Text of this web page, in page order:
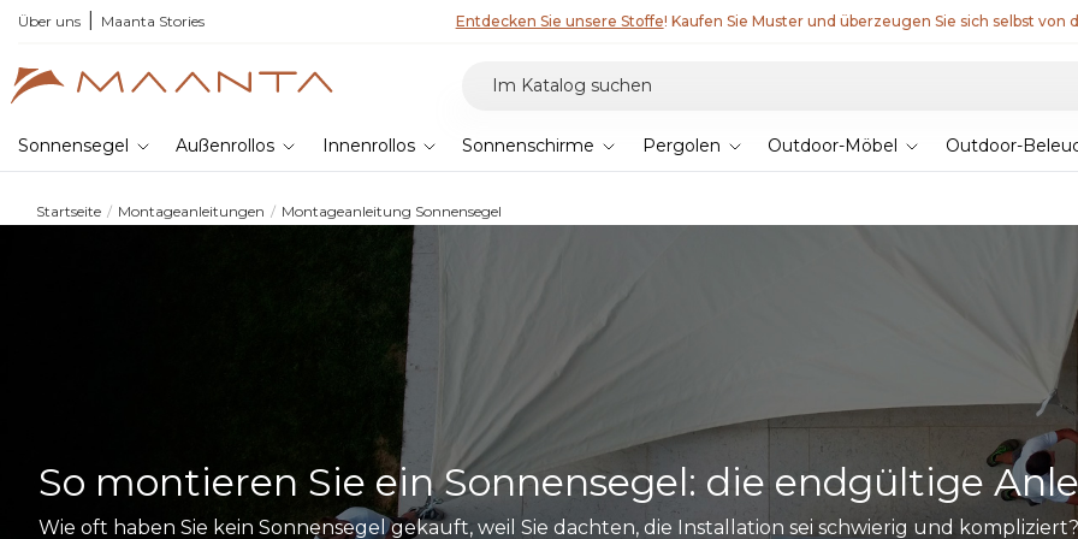
Über uns Maanta Stories
entdecken & 5% sparen Entdecken Sie unsere Stoffe! Kaufen Sie Muster und überzeugen Sie sich selbst von
Sonnensegel Außenrollos Innenrollos Sonnenschirme Pergolen Outdoor-Möbel Outdoor-
Startseite Montageanleitungen Montageanleitung Sonnensegel
So montieren Sie ein Sonnensegel: die endgültige
Wie oft haben Sie kein Sonnensegel gekauft, weil Sie dachten, die Installation sei schwierig und kompliziert?